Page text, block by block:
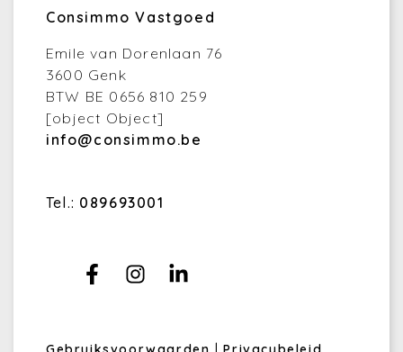
Consimmo Vastgoed
Emile van Dorenlaan 76
3600 Genk
BTW BE 0656 810 259
[object Object]
info@consimmo.be
Tel.: 089693001